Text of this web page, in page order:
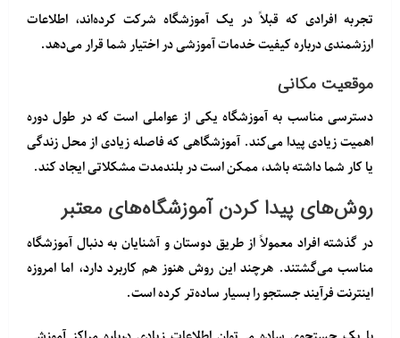
تجربه افرادی که قبلاً در یک آموزشگاه شرکت کرده‌اند، اطلاعات
ارزشمندی درباره کیفیت خدمات آموزشی در اختیار شما قرار می‌دهد.
موقعیت مکانی
دسترسی مناسب به آموزشگاه یکی از عواملی است که در طول دوره
اهمیت زیادی پیدا می‌کند. آموزشگاهی که فاصله زیادی از محل زندگی
یا کار شما داشته باشد، ممکن است در بلندمدت مشکلاتی ایجاد کند.
روش‌های پیدا کردن آموزشگاه‌های معتبر
در گذشته افراد معمولاً از طریق دوستان و آشنایان به دنبال آموزشگاه
مناسب می‌گشتند. هرچند این روش هنوز هم کاربرد دارد، اما امروزه
اینترنت فرآیند جستجو را بسیار ساده‌تر کرده است.